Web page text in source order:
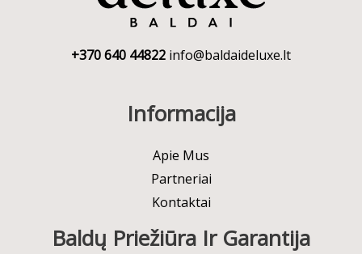
+370 640 44822 info@baldaideluxe.lt
Informacija
Apie Mus
Partneriai
Kontaktai
Baldų Priežiūra Ir Garantija